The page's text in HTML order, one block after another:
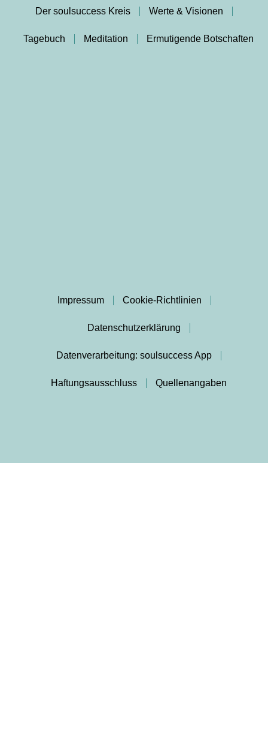
Der soulsuccess Kreis Werte & Visionen
Tagebuch Meditation Ermutigende Botschaften
Impressum Cookie-Richtlinien
Datenschutzerklärung
Datenverarbeitung: soulsuccess App
Haftungsausschluss Quellenangaben